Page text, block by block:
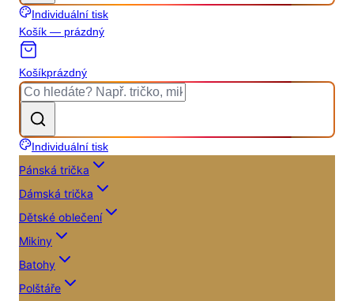
Individuální tisk
Košík — prázdný
Košíkprázdný
Individuální tisk
Pánská trička
Dámská trička
Dětské oblečení
Mikiny
Batohy
Polštáře